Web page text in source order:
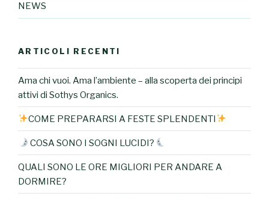
NEWS
ARTICOLI RECENTI
Ama chi vuoi. Ama l’ambiente – alla scoperta dei principi
attivi di Sothys Organics.
COME PREPARARSI A FESTE SPLENDENTI
COSA SONO I SOGNI LUCIDI?
QUALI SONO LE ORE MIGLIORI PER ANDARE A
DORMIRE?